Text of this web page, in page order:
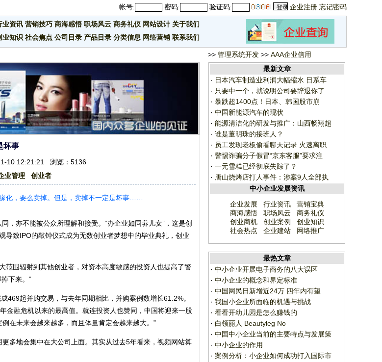
帐号: 密码: 验证码: 企业注册 忘记密码
业资讯 营销技巧 商海感悟 职场风云 商务礼仪 网站设计 关于我们
业知识 社会焦点 公司目录 产品目录 分类信息 网络营销 联系我们
>> 管理系统开发 >> AAA企业信用
坏事
10 12:21:21 浏览：5136
业管理 创业者
化，要么卖掉。但是，卖掉不一定是坏事……
，亦不能被公众所理解和接受。“办企业如同养儿女”，这是创
导致IPO的敲钟仪式成为无数创业者梦想中的毕业典礼，创业
范围辐射到其他创业者，对资本高度敏感的投资人也提高了警
下来。”
469起并购交易，与去年同期相比，并购案例数增长61.2%。
金融危机以来的最高值。就连投资人也赞同，中国将迎来一股
在未来会越来越多，而且体量肯定会越来越大。”
多地会集中在大公司上面。其实从过去5年看来，视频网站算
最新文章
· 日本汽车制造业利润大幅缩水 日系车
· 只要中一个，就说明公司要辞退你了
· 暴跌超1400点！日本、韩国股市崩
· 中国新能源汽车的现状
· 能源清洁化的研发与推广：山西畅翔超
· 谁是董明珠的接班人？
· 员工发现老板偷看聊天记录 火速离职
· 警惕诈骗分子假冒“京东客服”要求注
· 一元雪糕已经彻底失踪了？
· 唐山烧烤店打人事件：涉案9人全部执
中小企业发展资讯
企业发展
行业资讯
营销宝典
商海感悟
职场风云
商务礼仪
创业商机
创业案例
创业知识
社会热点
企业建站 网络推广
最热文章
· 中小企业开展电子商务的八大误区
· 中小企业的概念和界定标准
· 中国网民日新增近24万 四年内有望
· 我国小企业所面临的机遇与挑战
· 看看开幼儿园是怎么赚钱的
· 白领丽人 Beautyleg No
· 中国中小企业当前的主要特点与发展策
· 中小企业的作用
· 案例分析：小企业如何成功打入国际市